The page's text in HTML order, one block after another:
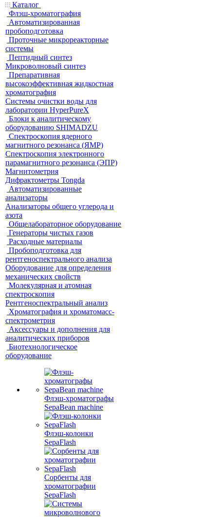
Каталог
Флэш-хроматография
Автоматизированная
пробоподготовка
Проточные микрореакторные
системы
Пептидный синтез
Микроволновый синтез
Препаративная
высокоэффективная жидкостная
хроматография
Системы очистки воды для
лаборатории HyperPureX
Блоки к аналитическому
оборудованию SHIMADZU
Спектроскопия ядерного
магнитного резонанса (ЯМР)
Спектроскопия электронного
парамагнитного резонанса (ЭПР)
Магнитометрия
Дифрактометры Tongda
Автоматизированные
анализаторы
Анализаторы общего углерода и
азота
Общелабораторное оборудование
Генераторы чистых газов
Расходные материалы
Пробоподготовка для
рентгеноспектрального анализа
Оборудование для определения
механических свойств
Молекулярная и атомная
спектроскопия
Рентгеноспектральный анализ
Хроматография и хроматомасс-
спектрометрия
Аксессуары и дополнения для
аналитических приборов
Биотехнологическое
оборудование
Флэш-хроматографы
SepaBean machine
Флэш-колонки
SepaFlash
Сорбенты для
хроматографии
SepaFlash